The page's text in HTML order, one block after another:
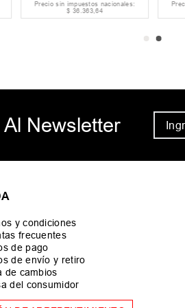
Precio sin impuestos nacionales:
$ 36.363,64
Newsletter
y condiciones
frecuentes
de pago
de envío y retiro
de cambios
del consumidor